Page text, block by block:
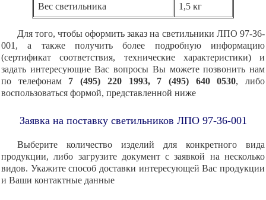
Вес светильника 1,5 кг
Для того, чтобы оформить заказ на светильники ЛПО 97-36-
001, а также получить более подробную информацию
(сертификат соответствия, технические характеристики) и
задать интересующие Вас вопросы Вы можете позвонить нам
по телефонам7 (495) 220 1993, 7 (495) 640 0530, либо
воспользоваться формой, представленной ниже
Заявка на поставку светильников ЛПО 97-36-001
Выберите количество изделий для конкретного вида
продукции, либо загрузите документ с заявкой на несколько
видов. Укажите способ доставки интересующей Вас продукции
и Ваши контактные данные